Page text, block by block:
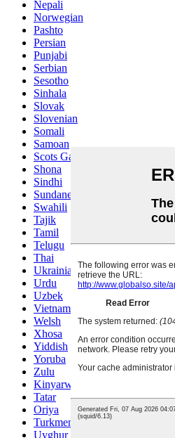
Nepali
Norwegian
Pashto
Persian
Punjabi
Serbian
Sesotho
Sinhala
Slovak
Slovenian
Somali
Samoan
Scots Gaelic
Shona
Sindhi
Sundanese
Swahili
Tajik
Tamil
Telugu
Thai
Ukrainian
Urdu
Uzbek
Vietnamese
Welsh
Xhosa
Yiddish
Yoruba
Zulu
Kinyarwanda
Tatar
Oriya
Turkmen
Uyghur